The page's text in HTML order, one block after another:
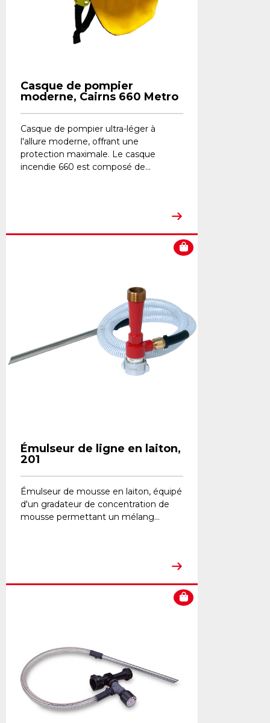
Casque de pompier
moderne, Cairns 660 Metro
Casque de pompier ultra-léger à
l'allure moderne, offrant une
protection maximale. Le casque
incendie 660 est composé de...
Émulseur de ligne en laiton,
201
Émulseur de mousse en laiton, équipé
d'un gradateur de concentration de
mousse permettant un mélang...